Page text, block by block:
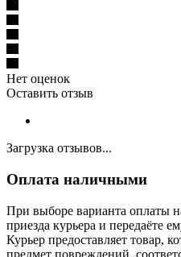
Нет оценок
Оставить отзыв
Загрузка отзывов...
Оплата наличными
При выборе варианта оплаты
приезда курьера и передаёте
Курьер предоставляет товар,
предмет повреждений,